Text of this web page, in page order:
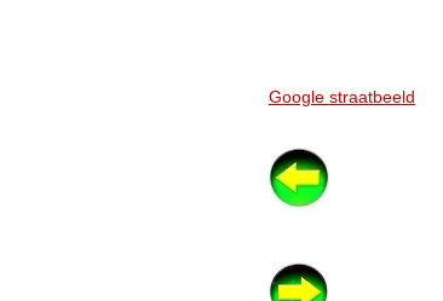
Google straatbeeld